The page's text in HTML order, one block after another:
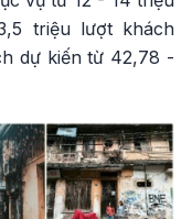
triệu lượt khách
dự kiến từ 42,78 -